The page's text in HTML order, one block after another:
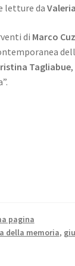
letture da
di Marco
Tagliabue
pagina
della memoria,